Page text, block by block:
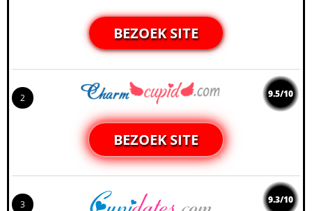
BEZOEK SITE
2 9.5/10
BEZOEK SITE
3 9.3/10